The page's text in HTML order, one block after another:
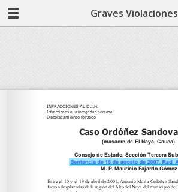
Graves Violaciones